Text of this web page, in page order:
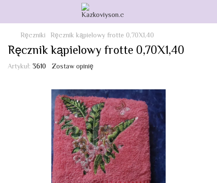
Ręczniki Ręcznik kąpielowy frotte 0,70X1,40
Ręcznik kąpielowy frotte 0,70X1,40
Artykuł: 3610 Zostaw opinię